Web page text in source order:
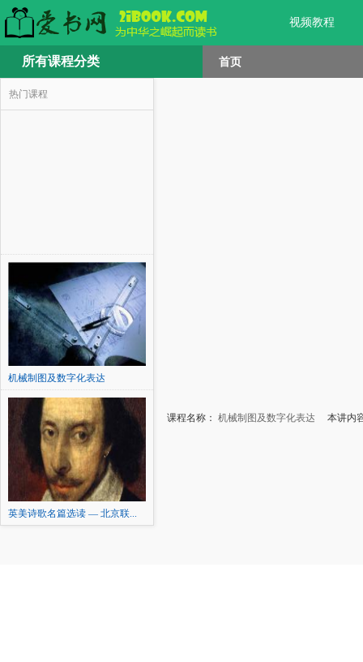
视频教程
所有课程分类 首页
热门课程
机械制图及数字化表达
英美诗歌名篇选读 — 北京联...
课程名称： 机械制图及数字化表达 本讲内